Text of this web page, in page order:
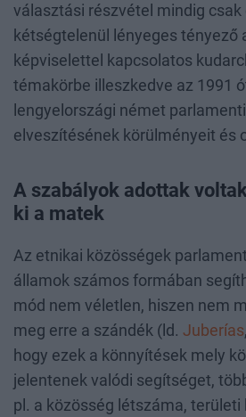
választási részvétel mindig csak
kétségtelenül lényeges tényező
képviselettel kapcsolatos
témakörbe illeszkedve az 1991
lengyelországi német
elveszítésének körülményeit és
A szabályok adottak
ki a matek
Az etnikai közösségek
államok számos formában
mód nem véletlen, hiszen nem
meg erre a szándék (ld. Juberías,
hogy ezek a könnyítések mely
jelentenek valódi segítséget,
pl. a közösség létszáma,